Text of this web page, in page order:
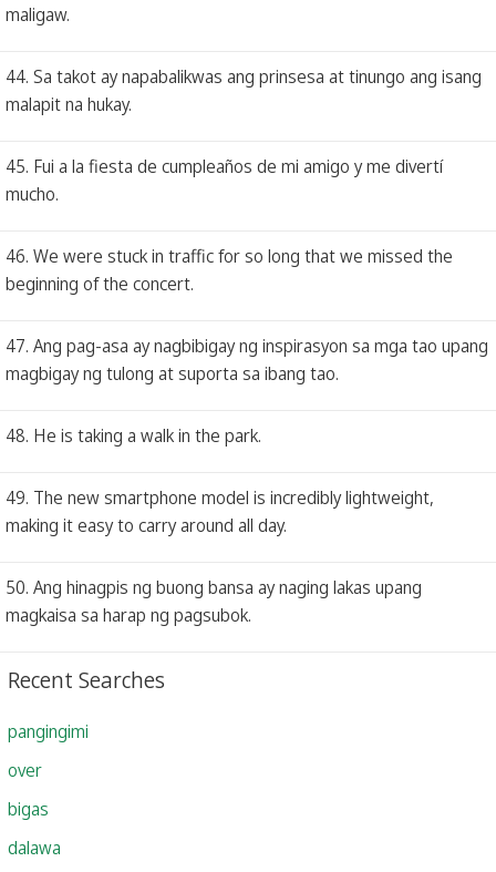
maligaw.
44. Sa takot ay napabalikwas ang prinsesa at tinungo ang isang
malapit na hukay.
45. Fui a la fiesta de cumpleaños de mi amigo y me divertí
mucho.
46. We were stuck in traffic for so long that we missed the
beginning of the concert.
47. Ang pag-asa ay nagbibigay ng inspirasyon sa mga tao upang
magbigay ng tulong at suporta sa ibang tao.
48. He is taking a walk in the park.
49. The new smartphone model is incredibly lightweight,
making it easy to carry around all day.
50. Ang hinagpis ng buong bansa ay naging lakas upang
magkaisa sa harap ng pagsubok.
Recent Searches
pangingimi
over
bigas
dalawa